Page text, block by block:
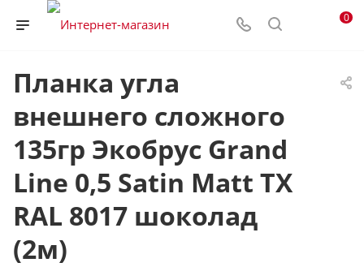
0
Планка угла
внешнего сложного
135гр Экобрус Grand
Line 0,5 Satin Matt TX
RAL 8017 шоколад
(2м)